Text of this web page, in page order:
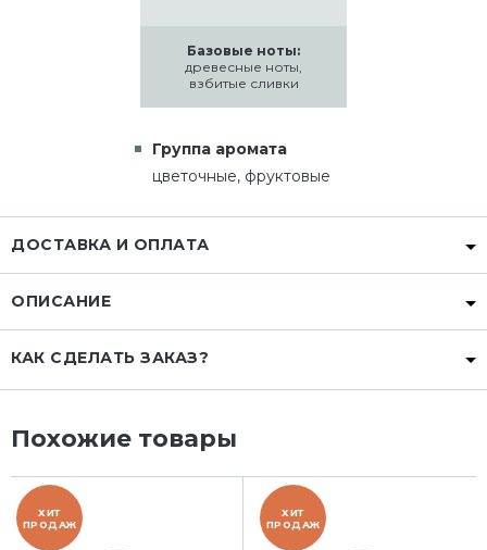
Базовые ноты:
древесные ноты,
взбитые сливки
Группа аромата
цветочные, фруктовые
ДОСТАВКА И ОПЛАТА
ОПИСАНИЕ
КАК СДЕЛАТЬ ЗАКАЗ?
Похожие товары
ХИТ
ПРОДАЖ
ХИТ
ПРОДАЖ